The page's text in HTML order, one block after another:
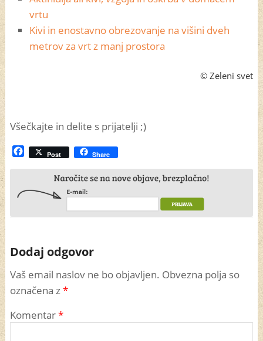
vrtu
Kivi in enostavno obrezovanje na višini dveh
metrov za vrt z manj prostora
© Zeleni svet
Všečkajte in delite s prijatelji ;)
Facebook
Post Share
Dodaj odgovor
Vaš email naslov ne bo objavljen. Obvezna polja so
označena z*
Komentar*